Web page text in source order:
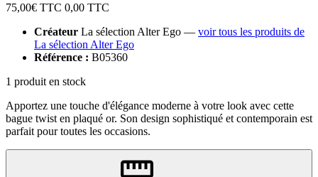
75,00€ TTC 0,00 TTC
Créateur La sélection Alter Ego — voir tous les produits de
La sélection Alter Ego
Référence : B05360
1 produit en stock
Apportez une touche d'élégance moderne à votre look avec cette
bague twist en plaqué or. Son design sophistiqué et contemporain est
parfait pour toutes les occasions.